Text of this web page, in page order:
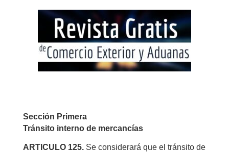
Sección Primera
Tránsito interno de mercancías
ARTICULO 125.Se considerará que el tránsito de